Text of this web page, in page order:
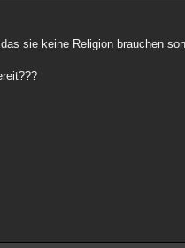
sie keine Religion brauchen